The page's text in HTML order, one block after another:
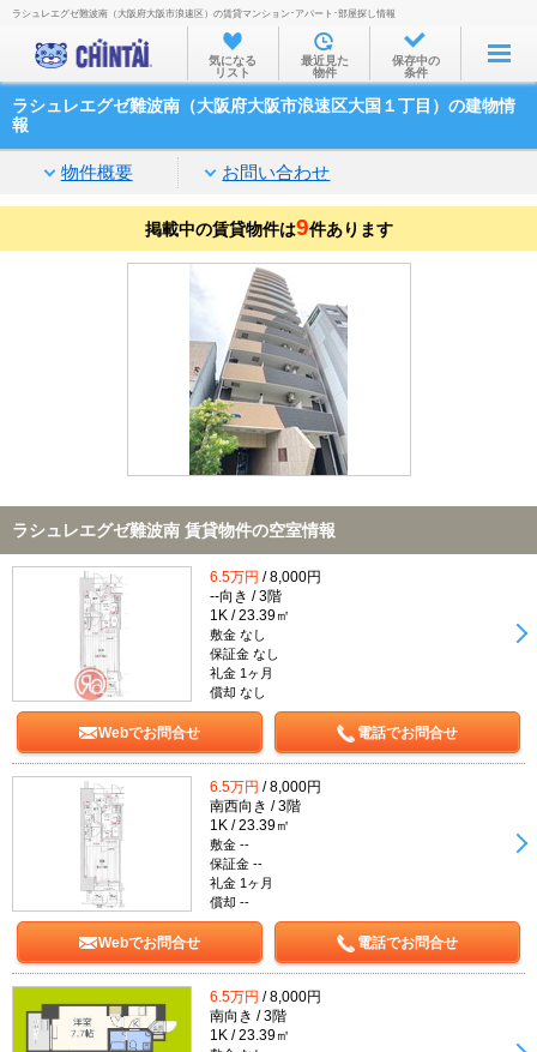
お部屋を探す
沿線・駅から
家賃相場から
通勤通学時間から
物件特集から
不動産会社から
TOP
ラシュレエグゼ難波南（大阪府大阪市浪速区）の賃貸マンション･アパート･部屋探し情報
気になる
リスト
最近見た
物件
保存中の
条件
ラシュレエグゼ難波南（大阪府大阪市浪速区大国１丁目）の建物情
報
物件概要 お問い合わせ
掲載中の賃貸物件は9件あります
ラシュレエグゼ難波南 賃貸物件の空室情報
6.5万円 / 8,000円
--向き / 3階
1K / 23.39㎡
敷金 なし
保証金 なし
礼金 1ヶ月
償却 なし
Webでお問合せ 電話でお問合せ
6.5万円 / 8,000円
南西向き / 3階
1K / 23.39㎡
敷金 --
保証金 --
礼金 1ヶ月
償却 --
Webでお問合せ 電話でお問合せ
6.5万円 / 8,000円
南向き / 3階
1K / 23.39㎡